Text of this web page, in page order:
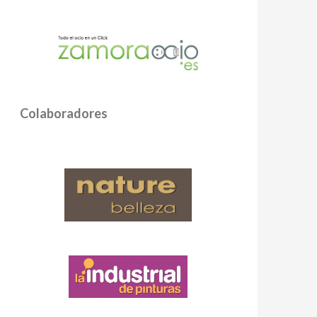
Colaboradores